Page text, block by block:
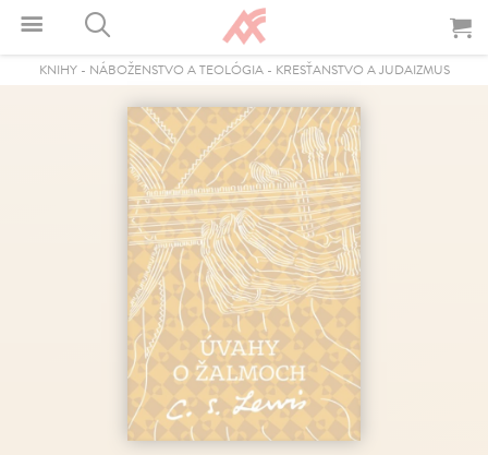
KNIHY- NÁBOŽENSTVO A TEOLÓGIA- KRESŤANSTVO A JUDAIZMUS